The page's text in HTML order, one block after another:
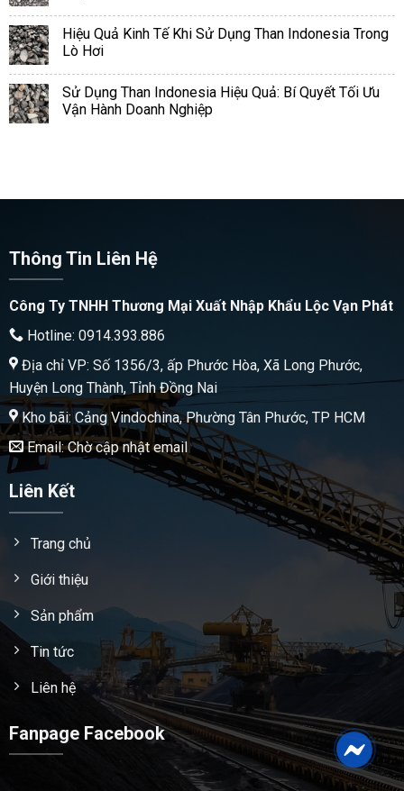
Hiệu Quả Kinh Tế Khi Sử Dụng Than Indonesia Trong
Lò Hơi
Sử Dụng Than Indonesia Hiệu Quả: Bí Quyết Tối Ưu
Vận Hành Doanh Nghiệp
Thông Tin Liên Hệ
Công Ty TNHH Thương Mại Xuất Nhập Khẩu Lộc Vạn Phát
Hotline: 0914.393.886
Địa chỉ VP: Số 1356/3, ấp Phước Hòa, Xã Long Phước,
Huyện Long Thành, Tỉnh Đồng Nai
Kho bãi: Cảng Vindochina, Phường Tân Phước, TP HCM
Email: Chờ cập nhật email
Liên Kết
Trang chủ
Giới thiệu
Sản phẩm
Tin tức
Liên hệ
Fanpage Facebook